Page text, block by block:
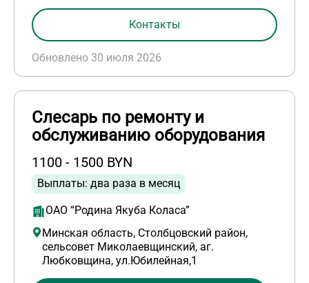
Обновлено 30 июля 2026
Контакты
Слесарь по ремонту и
обслуживанию оборудования
1100 - 1500 BYN
Выплаты: два раза в месяц
ОАО “Родина Якуба Коласа”
Минская область, Столбцовский район,
сельсовет Миколаевщинский, аг.
Любковщина, ул.Юбилейная,1